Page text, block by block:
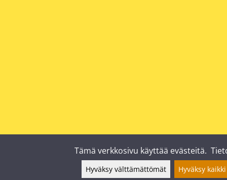
Tämä verkkosivu käyttää evästeitä.
Hyväksy välttämättömät Hyväksy kaikki